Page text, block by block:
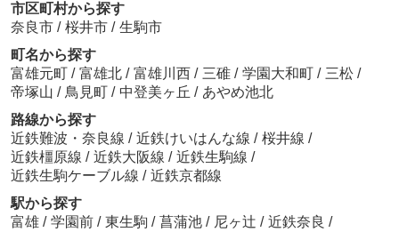
市区町村から探す
奈良市 / 桜井市 / 生駒市
町名から探す
富雄元町 / 富雄北 / 富雄川西 / 三碓 / 学園大和町 / 三松 /
帝塚山 / 鳥見町 / 中登美ヶ丘 / あやめ池北
路線から探す
近鉄難波・奈良線 / 近鉄けいはんな線 / 桜井線 /
近鉄橿原線 / 近鉄大阪線 / 近鉄生駒線 /
近鉄生駒ケーブル線 / 近鉄京都線
駅から探す
富雄 / 学園前 / 東生駒 / 菖蒲池 / 尼ヶ辻 / 近鉄奈良 /